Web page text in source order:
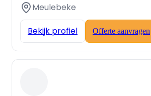
Meulebeke
Bekijk profiel Offerte aanvragen